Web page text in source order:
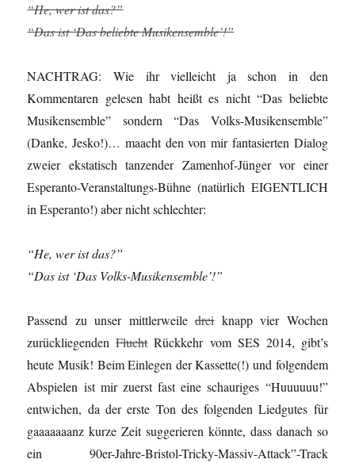
“He, wer ist das?”
“Das ist ‘Das beliebte Musikensemble’!”
NACHTRAG: Wie ihr vielleicht ja schon in den
Kommentaren gelesen habt heißt es nicht “Das beliebte
Musikensemble” sondern “Das Volks-Musikensemble”
(Danke, Jesko!)… maacht den von mir fantasierten Dialog
zweier ekstatisch tanzender Zamenhof-Jünger vor einer
Esperanto-Veranstaltungs-Bühne (natürlich EIGENTLICH
in Esperanto!) aber nicht schlechter:
“He, wer ist das?”
“Das ist ‘Das Volks-Musikensemble’!”
Passend zu unser mittlerweiledreiknapp vier Wochen
zurückliegendenFluchtRückkehr vom SES 2014, gibt’s
heute Musik! Beim Einlegen der Kassette(!) und folgendem
Abspielen ist mir zuerst fast eine schauriges “Huuuuuu!”
entwichen, da der erste Ton des folgenden Liedgutes für
gaaaaaaanz kurze Zeit suggerieren könnte, dass danach so
ein 90er-Jahre-Bristol-Tricky-Massiv-Attack”-Track